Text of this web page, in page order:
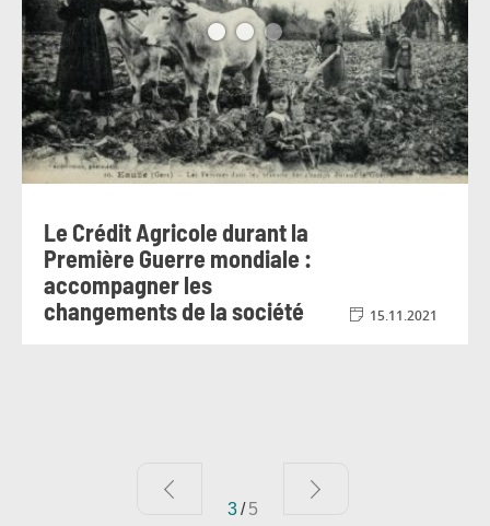
Le Crédit Agricole durant la
Première Guerre mondiale :
accompagner les
changements de la société
15.11.2021
3 / 5